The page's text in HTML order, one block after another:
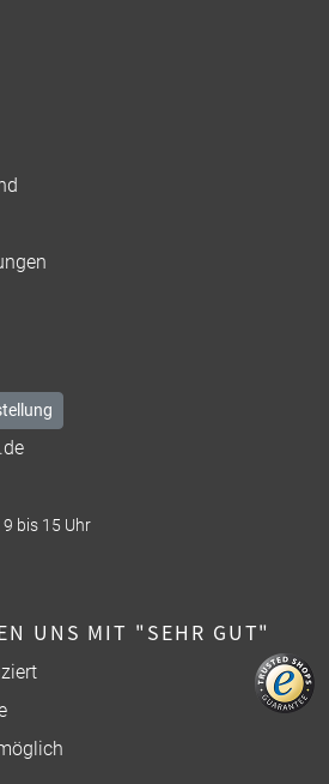
bis 15 Uhr
UNS MIT "SEHR GUT"